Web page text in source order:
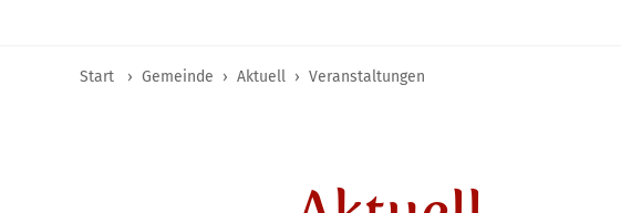
Start › Gemeinde › Aktuell › Veranstaltungen